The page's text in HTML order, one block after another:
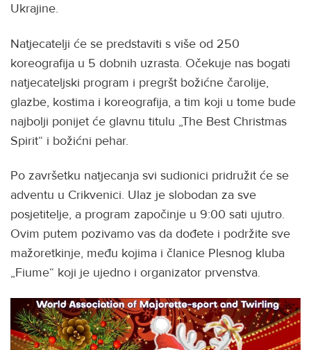
Ukrajine.
Natjecatelji će se predstaviti s više od 250
koreografija u 5 dobnih uzrasta. Očekuje nas bogati
natjecateljski program i pregršt božićne čarolije,
glazbe, kostima i koreografija, a tim koji u tome bude
najbolji ponijet će glavnu titulu „The Best Christmas
Spirit“ i božićni pehar.
Po završetku natjecanja svi sudionici pridružit će se
adventu u Crikvenici. Ulaz je slobodan za sve
posjetitelje, a program započinje u 9:00 sati ujutro.
Ovim putem pozivamo vas da dođete i podržite sve
mažoretkinje, među kojima i članice Plesnog kluba
„Fiume“ koji je ujedno i organizator prvenstva.